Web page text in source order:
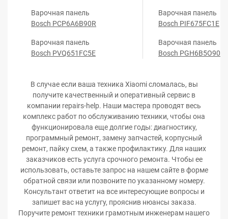
Варочная панель
Bosch PCP6A6B90R
Варочная панель
Bosch PVQ651FC5E
Варочная панель
Bosch PIF675FC1E
Варочная панель
Bosch PGH6B5O90R
В случае если ваша техника Xiaomi сломалась, вы
получите качественный и оперативный сервис в
компании repairs-help. Наши мастера проводят весь
комплекс работ по обслуживанию техники, чтобы она
функционировала еще долгие годы: диагностику,
программный ремонт, замену запчастей, корпусный
ремонт, пайку схем, а также профилактику. Для наших
заказчиков есть услуга срочного ремонта. Чтобы ее
использовать, оставьте запрос на нашем сайте в форме
обратной связи или позвоните по указанному номеру.
Консультант ответит на все интересующие вопросы и
запишет вас на услугу, прояснив нюансы заказа.
Поручите ремонт техники грамотным инженерам нашего